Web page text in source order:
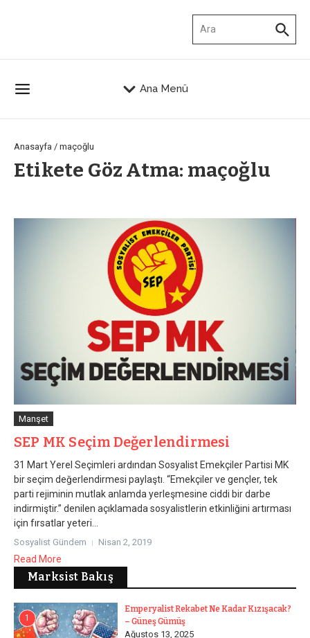
Ana Menü
Anasayfa / maçoğlu
Etikete Göz Atma: maçoğlu
Manşet
SEP MK Seçim Değerlendirmesi
31 Mart Yerel Seçimleri ardından Sosyalist Emekçiler Partisi MK
bir seçim değerlendirmesi paylaştı. “Emekçiler ve gençler, tek
parti rejiminin mutlak anlamda yerleşmesine ciddi bir darbe
indirmiştir.” denilen açıklamada sosyalistlerin etkinliğini artırması
için fırsatlar yeteri...
Sosyalist Gündem Nisan 2, 2019
Read More
Marksist Bakış
1
Emperyalist Rekabet Ne Kadar Kızışacak?
– Güneş Gümüş
Ağustos 13, 2025